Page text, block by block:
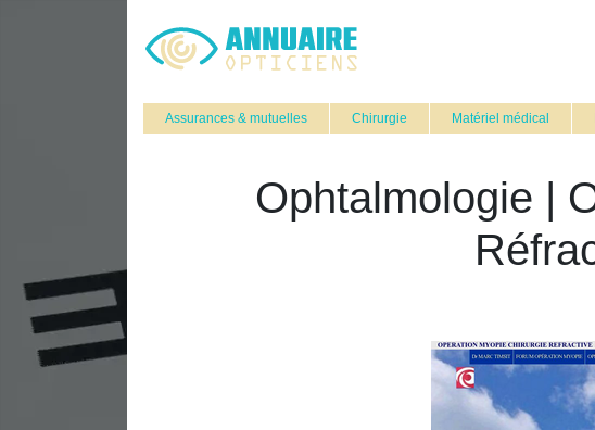
Assurances & mutuelles Chirurgie Matériel médical
Ophtal­molo­gie |